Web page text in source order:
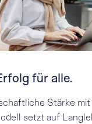
für alle.
Stärke
setzt auf